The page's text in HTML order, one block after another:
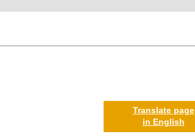
Translate page
in English